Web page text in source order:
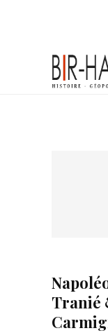
Tranié